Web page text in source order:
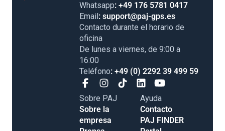
Whatsapp: +49 176 5781 0417
Email: support@paj-gps.es
Contacto durante el horario de
oficina
De lunes a viernes, de 9:00 a
16:00
Teléfono: +49 (0) 2292 39 499 59
Sobre PAJ
Sobre la
empresa
Ayuda
Contacto
PAJ FINDER